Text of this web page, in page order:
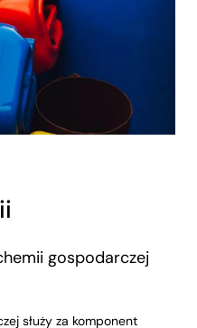
gospodarczej
służy za komponent